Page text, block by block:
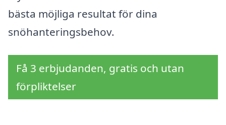
bästa möjliga resultat för dina
snöhanteringsbehov.
Få 3 erbjudanden, gratis och utan
förpliktelser